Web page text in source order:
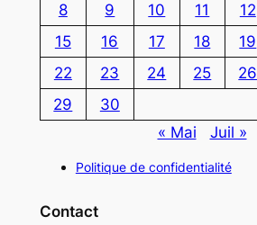
8
9 10 11 12
15
16 17 18 19
22
23 24 25 26
29
30
« Mai
Juil »
Politique de confidentialité
Contact